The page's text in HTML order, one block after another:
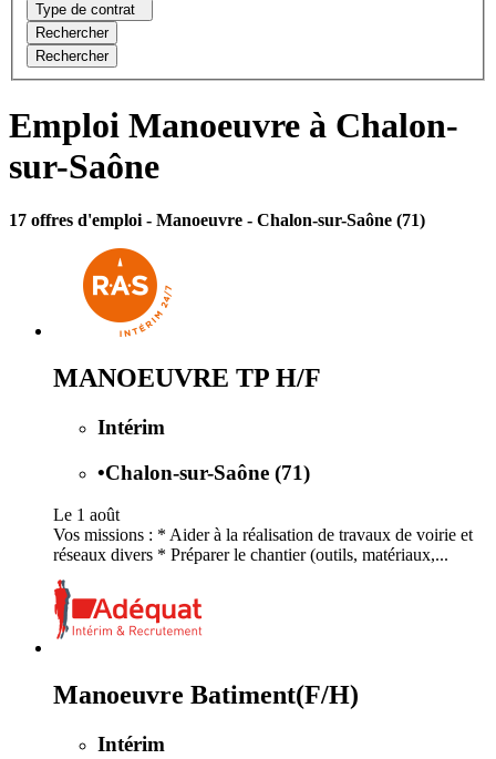
Type de contrat
Rechercher
Rechercher
Emploi Manoeuvre à Chalon-
sur-Saône
17 offres d'emploi - Manoeuvre - Chalon-sur-Saône (71)
MANOEUVRE TP H/F
Intérim
•Chalon-sur-Saône (71)
Le 1 août
Vos missions : * Aider à la réalisation de travaux de voirie et
réseaux divers * Préparer le chantier (outils, matériaux,...
Manoeuvre Batiment(F/H)
Intérim